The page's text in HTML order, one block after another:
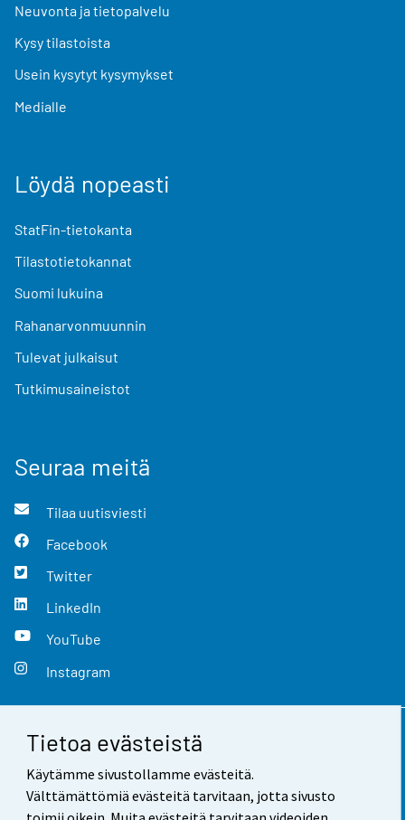
Tietoa evästeistä
Käytämme sivustollamme evästeitä.
Välttämättömiä evästeitä tarvitaan, jotta sivusto
Neuvonta ja tietopalvelu
Kysy tilastoista
Usein kysytyt kysymykset
Medialle
Löydä nopeasti
StatFin-tietokanta
Tilastotietokannat
Suomi lukuina
Rahanarvonmuunnin
Tulevat julkaisut
Tutkimusaineistot
Seuraa meitä
Tilaa uutisviesti
Facebook
Twitter
LinkedIn
YouTube
Instagram
Yhteystiedot
Palaute